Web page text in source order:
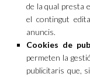
de la qual presta
el contingut
anuncis.
Cookies de
permeten la
publicitaris que,